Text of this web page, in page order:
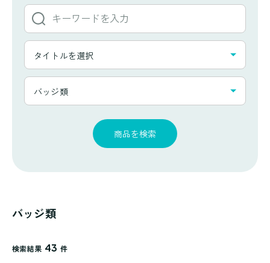
キ
ワ
ド
か
タ
ト
一
タイトルを選択
カ
バッジ類
商品を検索
バッジ類
検索結果 43 件